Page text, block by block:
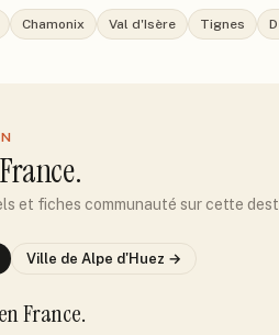
Chamonix Val d'Isère Tignes
.
et fiches communauté sur cette
Ville de Alpe d'Huez →
en France.